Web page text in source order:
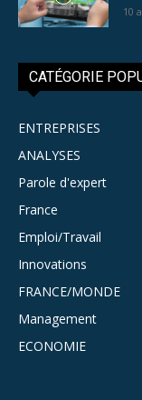
10
CATÉGORIE
ENTREPRISES
ANALYSES
Parole d'expert
France
Emploi/Travail
Innovations
FRANCE/MONDE
Management
ECONOMIE